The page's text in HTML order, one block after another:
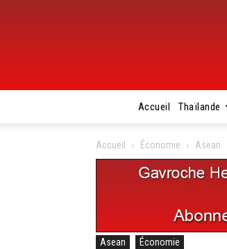
Accueil Thaïlande
Accueil Économie Asean
Asean Économie